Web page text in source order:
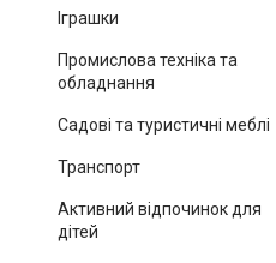
Іграшки
Промислова техніка та
обладнання
Садові та туристичні меблі
Транспорт
Активний відпочинок для
дітей